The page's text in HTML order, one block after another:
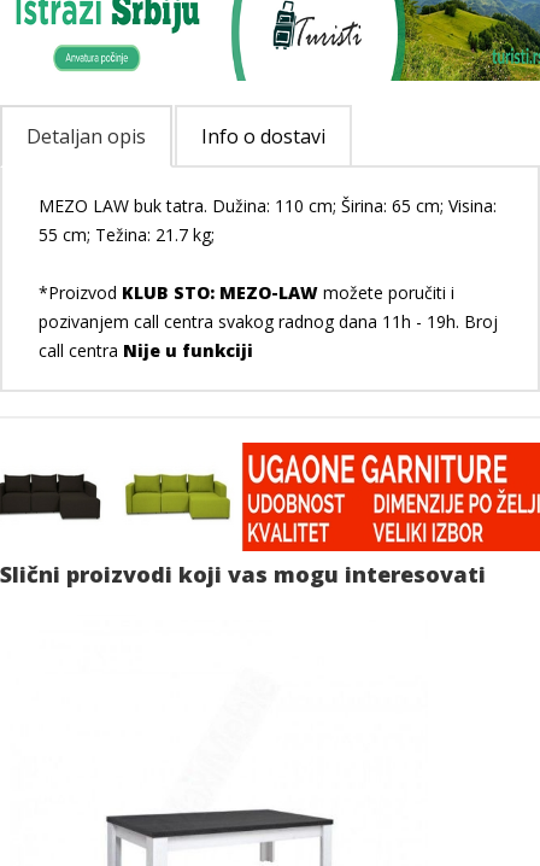
Detaljan opis Info o dostavi
MEZO LAW buk tatra. Dužina: 110 cm; Širina: 65 cm; Visina:
55 cm; Težina: 21.7 kg;
*Proizvod KLUB STO: MEZO-LAW možete poručiti i
pozivanjem call centra svakog radnog dana 11h - 19h. Broj
call centra Nije u funkciji
Slični proizvodi koji vas mogu interesovati